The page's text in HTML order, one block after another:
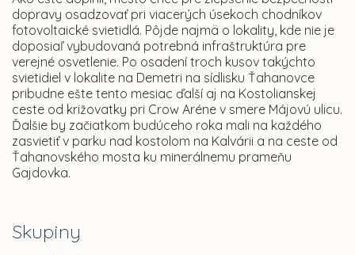
Skupiny
dopravy osadzovať pri viacerých úsekoch chodníkov
fotovoltaické svietidlá. Pôjde najmä o lokality, kde nie je
doposiaľ vybudovaná potrebná infraštruktúra pre
verejné osvetlenie. Po osadení troch kusov takýchto
svietidiel v lokalite na Demetri na sídlisku Ťahanovce
pribudne ešte tento mesiac ďalší aj na Kostolianskej
ceste od križovatky pri Crow Aréne v smere Májovú ulicu.
Ďalšie by začiatkom budúceho roka mali na každého
zasvietiť v parku nad kostolom na Kalvárii a na ceste od
Ťahanovského mosta ku minerálnemu prameňu
Gajdovka.